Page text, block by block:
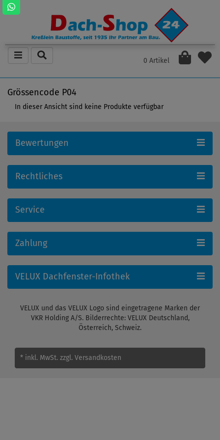
0 Artikel
Grössencode P04
In dieser Ansicht sind keine Produkte verfügbar
Bewertungen
Rechtliches
Service
Zahlung
VELUX Dachfenster-Infothek
VELUX und das VELUX Logo sind eingetragene Marken der
VKR Holding A/S. Bilderrechte: VELUX Deutschland,
Österreich, Schweiz.
* inkl. MwSt. zzgl. Versandkosten